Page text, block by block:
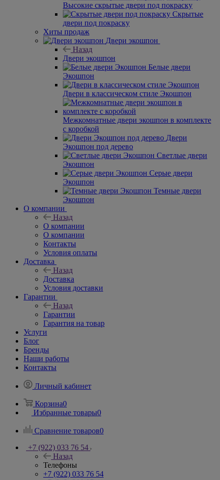
Высокие скрытые двери под покраску
Скрытые
двери под покраску
Хиты продаж
Двери экошпон
Назад
Двери экошпон
Белые двери
Экошпон
Двери в классическом стиле Экошпон
Межкомнатные двери экошпон в комплекте
с коробкой
Двери
Экошпон под дерево
Светлые двери
Экошпон
Серые двери
Экошпон
Темные двери
Экошпон
О компании
Назад
О компании
О компании
Контакты
Условия оплаты
Доставка
Назад
Доставка
Условия доставки
Гарантии
Назад
Гарантии
Гарантия на товар
Услуги
Блог
Бренды
Наши работы
Контакты
Личный кабинет
Корзина0
Избранные товары0
Сравнение товаров0
+7 (922) 033 76 54
Назад
Телефоны
+7 (922) 033 76 54